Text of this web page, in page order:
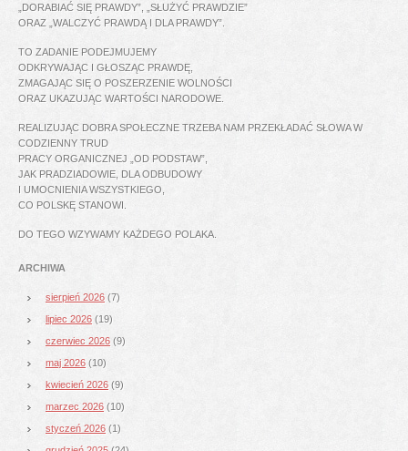
„DORABIAĆ SIĘ PRAWDY”, „SŁUŻYĆ PRAWDZIE”
ORAZ „WALCZYĆ PRAWDĄ I DLA PRAWDY”.
TO ZADANIE PODEJMUJEMY
ODKRYWAJĄC I GŁOSZĄC PRAWDĘ,
ZMAGAJĄC SIĘ O POSZERZENIE WOLNOŚCI
ORAZ UKAZUJĄC WARTOŚCI NARODOWE.
REALIZUJĄC DOBRA SPOŁECZNE TRZEBA NAM PRZEKŁADAĆ SŁOWA W
CODZIENNY TRUD
PRACY ORGANICZNEJ „OD PODSTAW”,
JAK PRADZIADOWIE, DLA ODBUDOWY
I UMOCNIENIA WSZYSTKIEGO,
CO POLSKĘ STANOWI.
DO TEGO WZYWAMY KAŻDEGO POLAKA.
ARCHIWA
sierpień 2026 (7)
lipiec 2026 (19)
czerwiec 2026 (9)
maj 2026 (10)
kwiecień 2026 (9)
marzec 2026 (10)
styczeń 2026 (1)